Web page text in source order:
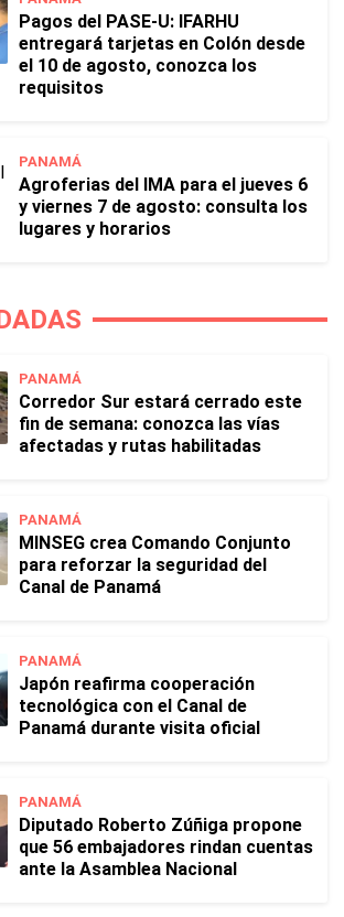
Pagos del PASE-U: IFARHU
entregará tarjetas en Colón desde
el 10 de agosto, conozca los
requisitos
PANAMÁ
Agroferias del IMA para el jueves 6
y viernes 7 de agosto: consulta los
lugares y horarios
PANAMÁ
Corredor Sur estará cerrado este
fin de semana: conozca las vías
afectadas y rutas habilitadas
PANAMÁ
MINSEG crea Comando Conjunto
para reforzar la seguridad del
Canal de Panamá
PANAMÁ
Japón reafirma cooperación
tecnológica con el Canal de
Panamá durante visita oficial
PANAMÁ
Diputado Roberto Zúñiga propone
que 56 embajadores rindan cuentas
ante la Asamblea Nacional